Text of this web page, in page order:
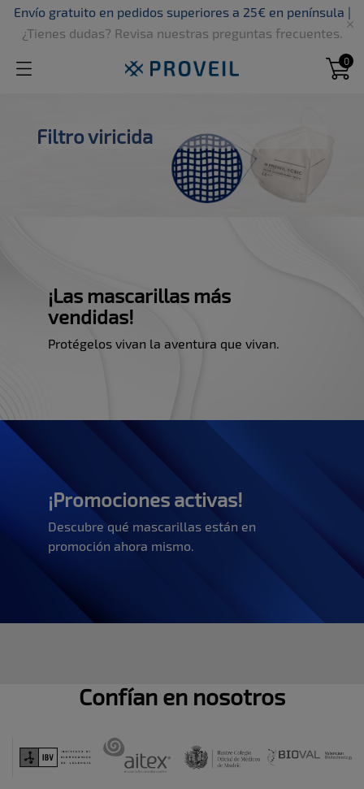
Envío gratuito en pedidos superiores a 25€ en península |
¿Tienes dudas? Revisa nuestras preguntas frecuentes.

0
Filtro viricida
¡Las mascarillas más
vendidas!
Protégelos vivan la aventura que vivan.
¡Promociones activas!
Descubre qué mascarillas están en
promoción ahora mismo.
Confían en nosotros